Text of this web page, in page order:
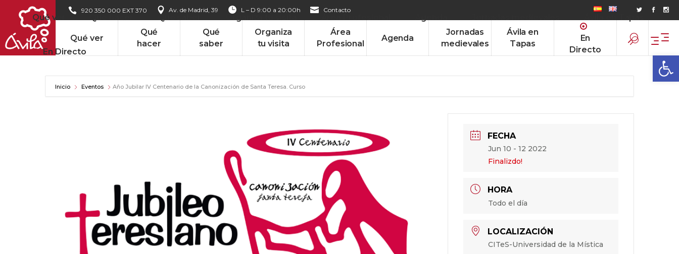
920 350 000 EXT 370 Av. de Madrid, 39 L – D 9:00 a 20:00h Contacto
Qué ver
Qué
hacer
Qué
saber
Organiza
tu visita
Área
Profesional
Agenda
Jornadas
medievales
Ávila en
Tapas
En
Directo
Qué ver Qué saber Organiza tu visita
En Directo
Inicio Eventos Año Jubilar IV Centenario de la Canonización de Santa Teresa. Curso
FECHA
Jun 10 - 12 2022
Finalizdo!
HORA
Todo el día
LOCALIZACIÓN
CITeS-Universidad de la Mística